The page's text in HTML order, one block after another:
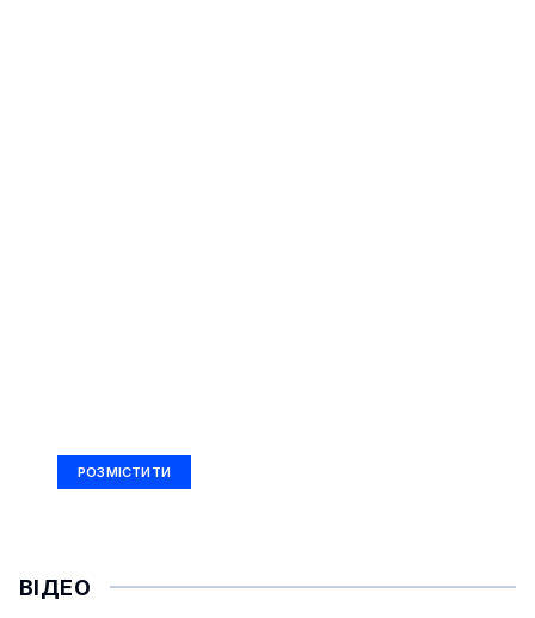
РОЗМІСТИТИ
ВІДЕО